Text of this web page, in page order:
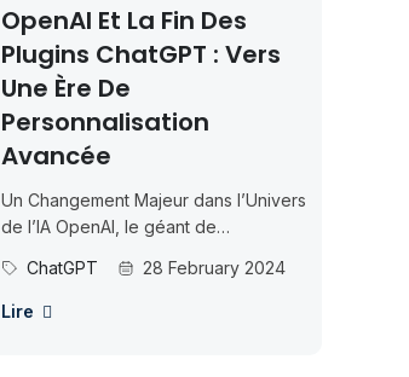
OpenAI Et La Fin Des
Plugins ChatGPT : Vers
Une Ère De
Personnalisation
Avancée
Un Changement Majeur dans l’Univers
de l’IA OpenAI, le géant de
annoncé une décision qui marque...
ChatGPT 28 February 2024
Lire